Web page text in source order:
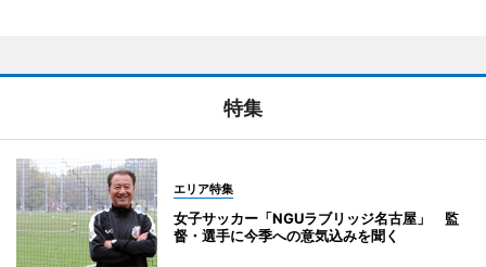
特集
エリア特集
女子サッカー「NGUラブリッジ名古屋」 監
督・選手に今季への意気込みを聞く